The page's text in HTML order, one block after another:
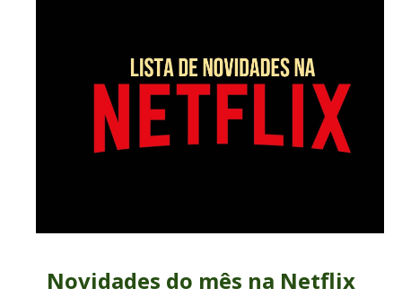
Novidades do mês na Netflix